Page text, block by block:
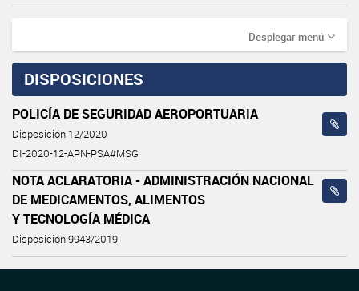
Desplegar menú
DISPOSICIONES
POLICÍA DE SEGURIDAD AEROPORTUARIA
Disposición 12/2020
DI-2020-12-APN-PSA#MSG
NOTA ACLARATORIA - ADMINISTRACIÓN NACIONAL
DE MEDICAMENTOS, ALIMENTOS
Y TECNOLOGÍA MÉDICA
Disposición 9943/2019